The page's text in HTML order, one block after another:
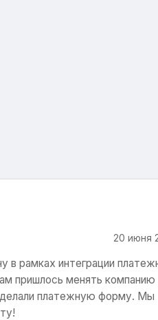
20 июня
в рамках интеграции
пришлось менять
платежную форму. Мы